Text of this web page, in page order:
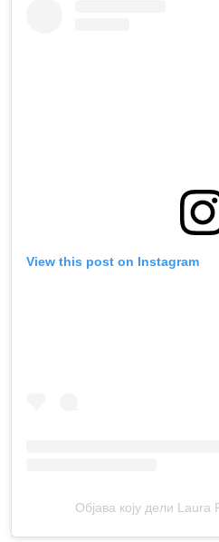
View this post on Instagram
Објава коју дели